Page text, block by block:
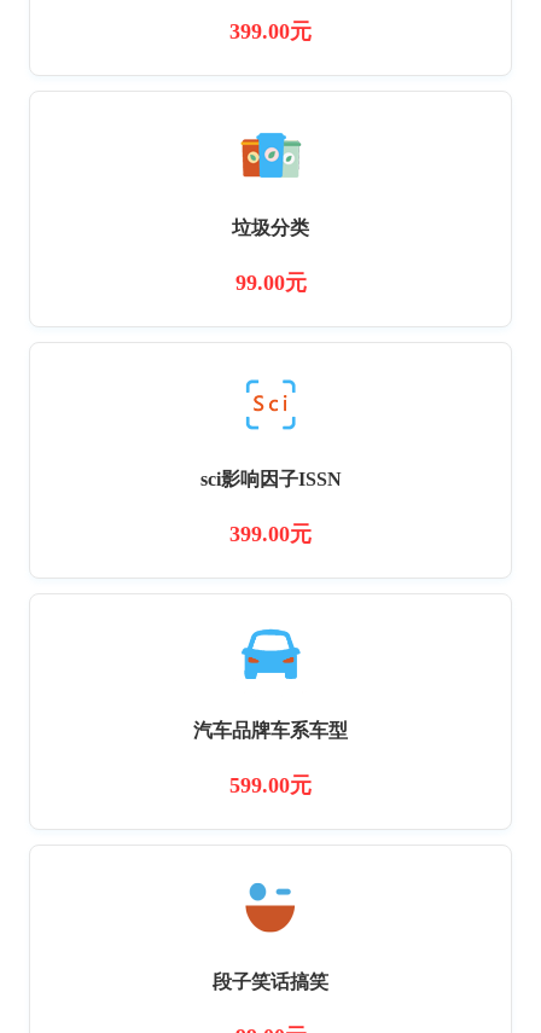
399.00元
垃圾分类
99.00元
sci影响因子ISSN
399.00元
汽车品牌车系车型
599.00元
段子笑话搞笑